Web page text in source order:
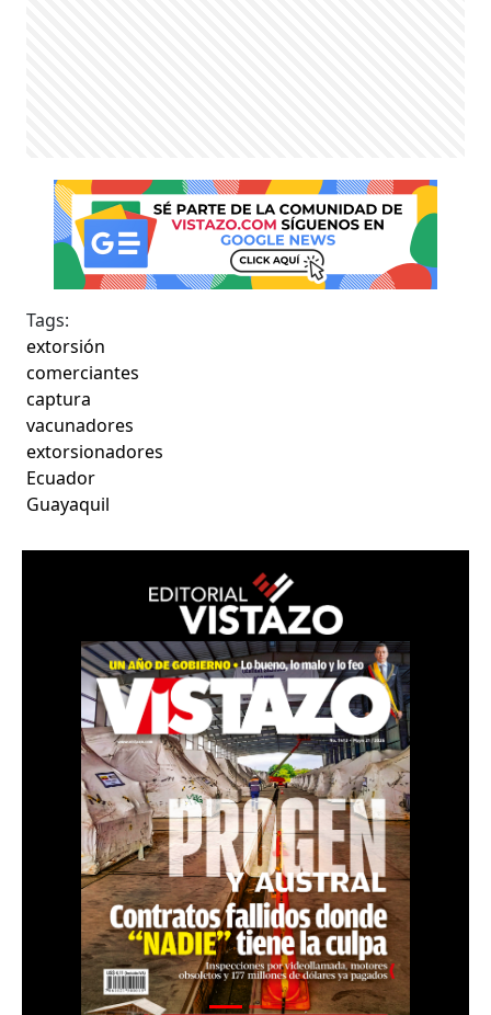
Tags:
extorsión
comerciantes
captura
vacunadores
extorsionadores
Ecuador
Guayaquil